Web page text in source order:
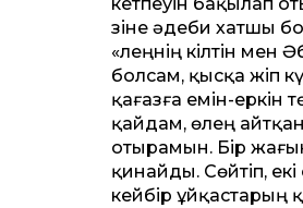
Өзіне әдеби хатшы
«Өлеңнің кілтін
болсам, қысқа жіп
қағазға емін-еркін
қайдам, өлең
отырамын. Бір
қинайды. Сөйтіп,
кейбір ұйқастарың